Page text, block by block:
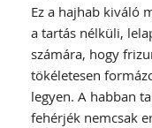
Ez a hajhab kiváló
a tartás nélküli,
számára, hogy
tökéletesen
legyen. A habban
fehérjék nemcsak